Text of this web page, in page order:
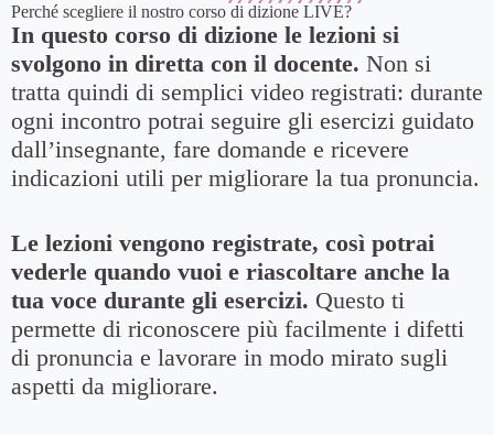
Perché scegliere il nostro corso di dizione LIVE?
In questo corso di dizione le lezioni si
svolgono in diretta con il docente. Non si
tratta quindi di semplici video registrati: durante
ogni incontro potrai seguire gli esercizi guidato
dall’insegnante, fare domande e ricevere
indicazioni utili per migliorare la tua pronuncia.
Le lezioni vengono registrate, così potrai
vederle quando vuoi e riascoltare anche la
tua voce durante gli esercizi. Questo ti
permette di riconoscere più facilmente i difetti
di pronuncia e lavorare in modo mirato sugli
aspetti da migliorare.